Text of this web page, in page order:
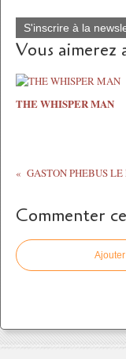
S'inscrire à la
Vous aimerez
THE WHISPER MAN
GASTON PHEBUS
Commenter